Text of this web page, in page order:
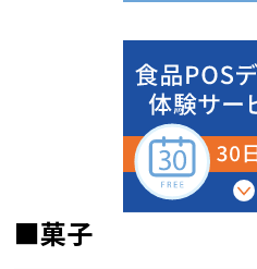
■菓子